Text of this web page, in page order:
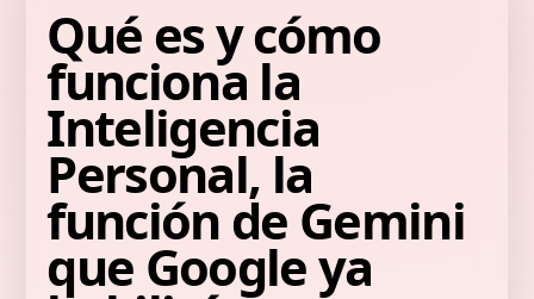
Qué es y cómo
funciona la
Inteligencia
Personal, la
función de Gemini
que Google ya